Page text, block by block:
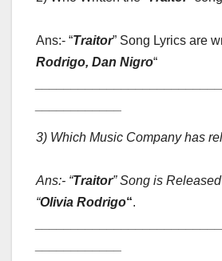
Ans:- “Traitor” Song Lyrics are
Rodrigo, Dan Nigro“
3) Which Music Company has
Ans:- “Traitor” Song is
“Olivia Rodrigo“.